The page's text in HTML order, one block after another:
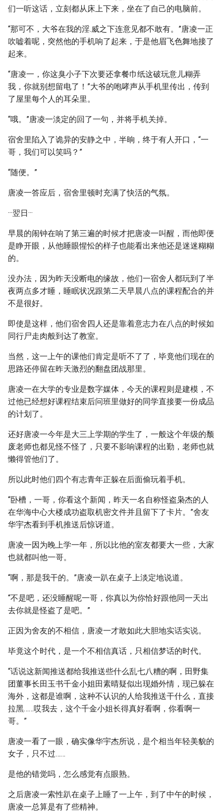
们一听这话，立刻都从床上下来，坐在了自己的电脑前。
“那可不，大爷在我的淫.威之下连意见都不敢有。”唐凌一正
吹嘘着呢，突然他的手机响了起来，于是他眉飞色舞地接了
起来。
“唐凌一，你这臭小子下次要还拿餐巾纸这破玩意儿糊弄
我，你就别想留电了！”大爷的咆哮声从手机里传出，传到
了屋里每个人的耳朵里。
“哦。”唐凌一淡定的回了一句，并将手机关掉。
宿舍里陷入了诡异的安静之中，半晌，终于有人开口，“一
哥，我们可以笑吗？”
“随便。”
唐凌一答应后，宿舍里顿时充满了快活的气氛。
···翌日···
早晨的闹钟在响了第三遍的时候才把唐凌一叫醒，而他即便
是睁开眼，从他睡眼惺忪的样子也能看出来他还是迷迷糊糊
的。
没办法，因为昨天没断电的缘故，他们一宿舍人都玩到了半
夜两点多才睡，睡眠状况跟第二天早晨八点的课程配合的并
不是很好。
即使是这样，他们宿舍四人还是靠着意志力在八点的时候如
同行尸走肉般到达了教室。
当然，这一上午的课他们肯定是听不了了，毕竟他们现在的
思路还停留在昨天激烈的翻盘团战那里。
唐凌一在大学的专业是数字媒体，今天的课程则是建模，不
过他已经想好课程结束后问班里做好的同学直接要一份成品
的计划了。
还好唐凌一今年是大三上学期的学生了，一般这个年级的颓
废老师也都见怪不怪了，只要不影响课程的出勤，老师也就
懒得管他们了。
所以此时他们四个有志青年正躲在后面偷玩着手机。
“卧槽，一哥，你看这个新闻，昨天一名自称怪盗枭杰的人
在华海中心大楼成功盗取机密文件并且留下了卡片。”舍友
华宇杰看到手机推送后惊讶道。
唐凌一因为晚上学一年，所以比他的室友都要大一些，大家
也就都叫他一哥。
“啊，那是我干的。”唐凌一趴在桌子上淡定地说道。
“不是吧，还没睡醒呢一哥，你真以为你恰好跟他同一天出
去你就是怪盗了是吧。”
正因为舍友的不相信，唐凌一才敢如此大胆地实话实说。
毕竟这个时代，是一个不相信真话，只相信梦话的时代。
“话说这新闻推送都给我推送些什么乱七八糟的啊，田野集
团董事长田玉书千金小姐田素晴疑似出现婚外情，现已躲在
海外，这都是谁啊，这种不认识的人给我推送干什么，直接
拉黑……哎我去，这个千金小姐长得真好看啊，你看啊一
哥。”
唐凌一看了一眼，确实像华宇杰所说，是个相当年轻美貌的
女子，只不过……
是他的错觉吗，怎么感觉有点眼熟。
之后唐凌一索性趴在桌子上睡了一上午，到了中午的时候，
唐凌一总算是有了些精神。